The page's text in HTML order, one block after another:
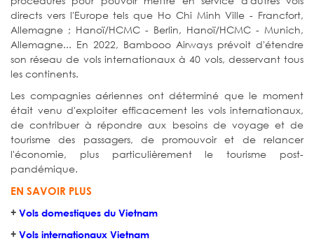
directs vers l'Europe tels que Ho Chi Minh Ville - Francfort,
Allemagne ; Hanoï/HCMC - Berlin, Hanoï/HCMC - Munich,
Allemagne... En 2022, Bambooo Airways prévoit d'étendre
son réseau de vols internationaux à 40 vols, desservant tous
les continents.
Les compagnies aériennes ont déterminé que le moment
était venu d'exploiter efficacement les vols internationaux,
de contribuer à répondre aux besoins de voyage et de
tourisme des passagers, de promouvoir et de relancer
l'économie, plus particulièrement le tourisme post-
pandémique.
EN SAVOIR PLUS
+ Vols domestiques du Vietnam
+ Vols internationaux Vietnam